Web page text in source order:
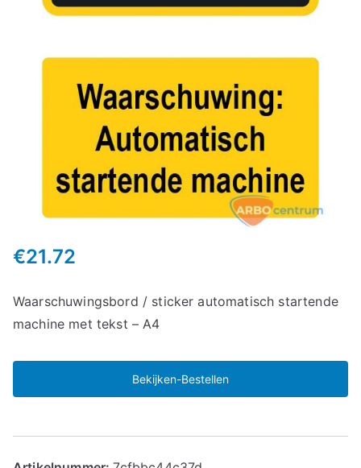
€21.72
Waarschuwingsbord / sticker automatisch startende
machine met tekst – A4
Bekijken-Bestellen